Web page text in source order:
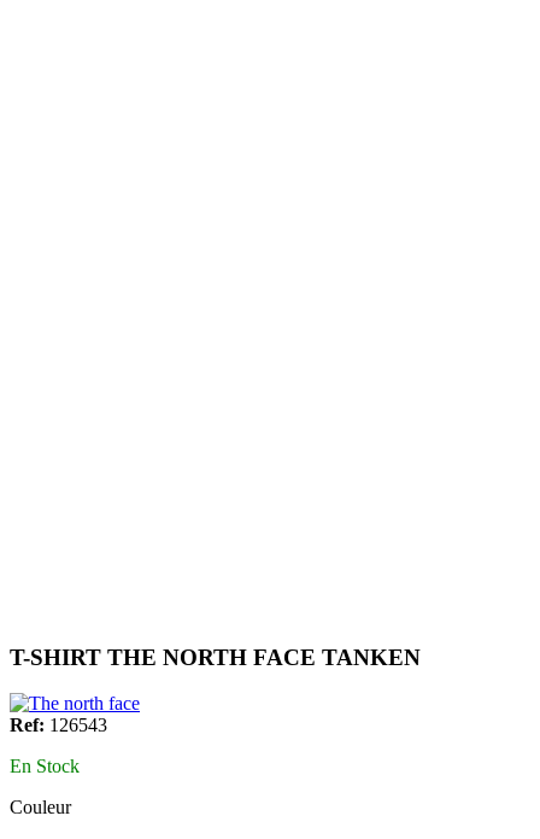
T-SHIRT THE NORTH FACE TANKEN
Ref: 126543
En Stock
Couleur